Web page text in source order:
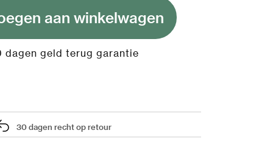
aan winkelwagen
dagen geld terug garantie
30 dagen recht op retour